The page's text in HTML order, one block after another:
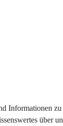
Informationen
über